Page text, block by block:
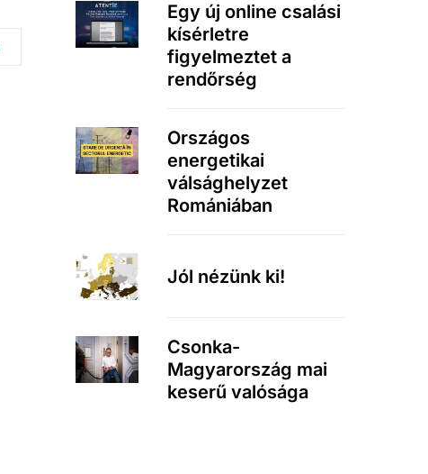
Egy új online csalási
kísérletre
figyelmeztet a
rendőrség
Országos
energetikai
válsághelyzet
Romániában
Jól nézünk ki!
Csonka-
Magyarország mai
keserű valósága